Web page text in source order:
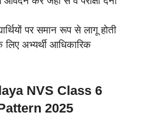
पर समान रूप से लागू होती
अभ्यर्थी आधिकारिक
NVS Class 6
2025